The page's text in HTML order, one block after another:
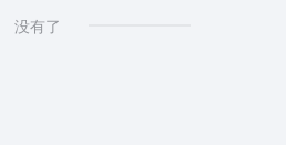
没有了